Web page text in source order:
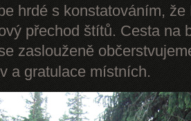
hrdé s konstatováním,
přechod štítů. Cesta na
zaslouženě
a gratulace místních.